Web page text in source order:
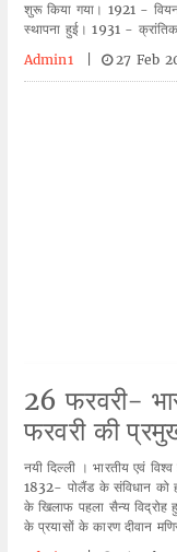
शुरू किया गया। 1921 -
स्थापना हुई। 1931 -
Admin1
27 Feb
26 फरवरी-
फरवरी की
नयी दिल्ली । भारतीय एवं
1832- पोलैंड के संविधान को
के खिलाफ पहला सैन्य विद्रोह
के प्रयासों के कारण दीवान